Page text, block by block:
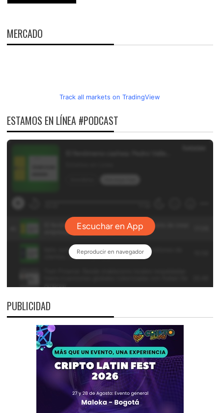
MERCADO
Track all markets on TradingView
ESTAMOS EN LÍNEA #PODCAST
PUBLICIDAD